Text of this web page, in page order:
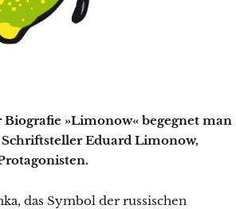
»Limonow« begegnet man
Eduard Limonow,
das Symbol der russischen